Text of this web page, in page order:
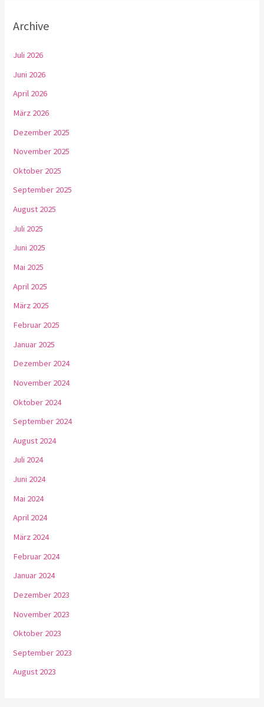
Archive
Juli 2026
Juni 2026
April 2026
März 2026
Dezember 2025
November 2025
Oktober 2025
September 2025
August 2025
Juli 2025
Juni 2025
Mai 2025
April 2025
März 2025
Februar 2025
Januar 2025
Dezember 2024
November 2024
Oktober 2024
September 2024
August 2024
Juli 2024
Juni 2024
Mai 2024
April 2024
März 2024
Februar 2024
Januar 2024
Dezember 2023
November 2023
Oktober 2023
September 2023
August 2023